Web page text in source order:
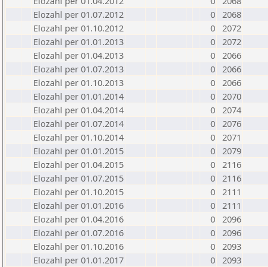
Elozahl per 01.07.2012
0 2068
Elozahl per 01.10.2012
0 2072
Elozahl per 01.01.2013
0 2072
Elozahl per 01.04.2013
0 2066
Elozahl per 01.07.2013
0 2066
Elozahl per 01.10.2013
0 2066
Elozahl per 01.01.2014
0 2070
Elozahl per 01.04.2014
0 2074
Elozahl per 01.07.2014
0 2076
Elozahl per 01.10.2014
0 2071
Elozahl per 01.01.2015
0 2079
Elozahl per 01.04.2015
0 2116
Elozahl per 01.07.2015
0 2116
Elozahl per 01.10.2015
0 2111
Elozahl per 01.01.2016
0 2111
Elozahl per 01.04.2016
0 2096
Elozahl per 01.07.2016
0 2096
Elozahl per 01.10.2016
0 2093
Elozahl per 01.01.2017
0 2093